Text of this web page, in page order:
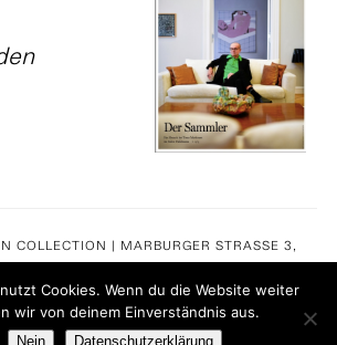
COLLECTION | MARBURGER STRASSE 3,
DATENSCHUTZ
Cookies. Wenn du die Website weiter
wir von deinem Einverständnis aus.
Nein Datenschutzerklärung